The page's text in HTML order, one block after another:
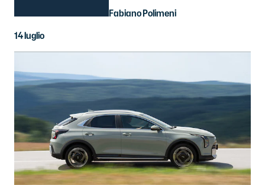
Fabiano Polimeni
14 luglio